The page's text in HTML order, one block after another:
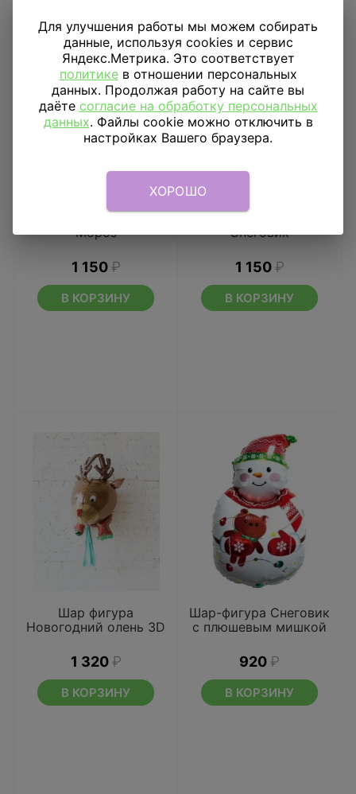
Мороз
1 150 ₽
В КОРЗИНУ
Снеговик
1 150 ₽
В КОРЗИНУ
Шар фигура
Новогодний олень 3D
1 320 ₽
В КОРЗИНУ
Шар-фигура Снеговик
с плюшевым мишкой
920 ₽
В КОРЗИНУ
Для улучшения работы мы можем собирать
данные, используя cookies и сервис
Яндекс.Метрика. Это соответствует
политикев отношении персональных
данных. Продолжая работу на сайте вы
даёте согласие на обработку персональных
данных. Файлы cookie можно отключить в
настройках Вашего браузера.
ХОРОШО